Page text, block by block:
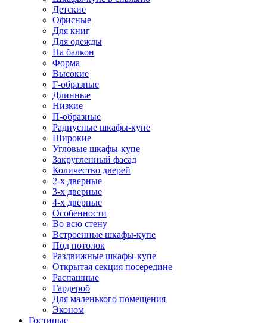
Детские
Офисные
Для книг
Для одежды
На балкон
Форма
Высокие
Г-образные
Длинные
Низкие
П-образные
Радиусные шкафы-купе
Широкие
Угловые шкафы-купе
Закругленный фасад
Количество дверей
2-х дверные
3-х дверные
4-х дверные
Особенности
Во всю стену
Встроенные шкафы-купе
Под потолок
Раздвижные шкафы-купе
Открытая секция посередине
Распашные
Гардероб
Для маленького помещения
Эконом
Гостиные